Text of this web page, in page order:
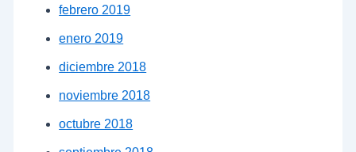
febrero 2019
enero 2019
diciembre 2018
noviembre 2018
octubre 2018